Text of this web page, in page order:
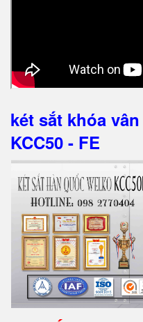
két sắt khóa
KCC50 - FE